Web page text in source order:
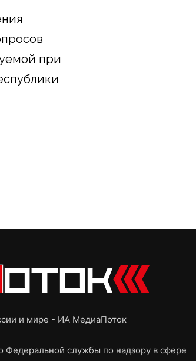
при
и мире - ИА МедиаПоток
службы по надзору в сфере